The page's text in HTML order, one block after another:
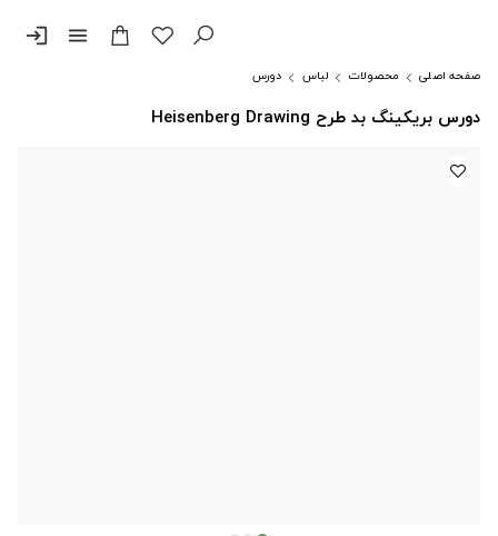
menu
login
صفحه اصلی محصولات لباس دورس
دورس بریکینگ بد طرح Heisenberg Drawing